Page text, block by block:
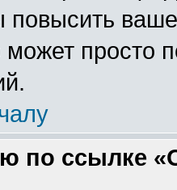
повысить
просто
по ссылке